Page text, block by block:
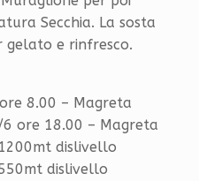
Secchia. La sosta
gelato e rinfresco.
8.00 – Magreta
6 ore 18.00 – Magreta
dislivello
dislivello